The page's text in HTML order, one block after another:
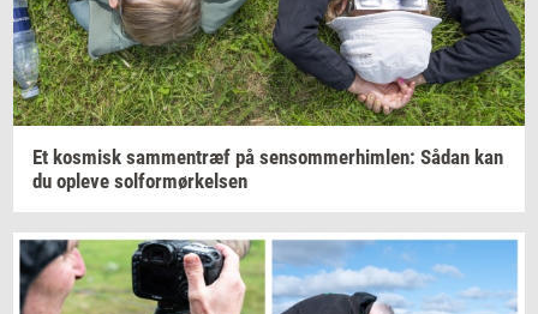
Et kos­misk sam­men­træf på sen­som­mer­him­len: Sådan kan
du op­le­ve sol­for­mør­kel­sen